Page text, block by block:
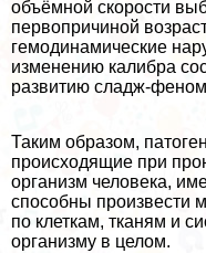
объёмной скорости
первопричиной
гемодинамические
изменению калибра
развитию сладж-
Таким образом,
происходящие при
организм человека,
способны произвести
по клеткам, тканям и
организму в целом.